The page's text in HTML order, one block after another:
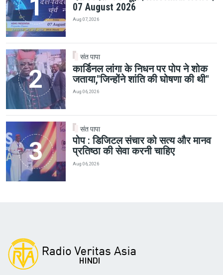
07 August 2026
Aug 07, 2026
संत पापा
कार्डिनल लांगा के निधन पर पोप ने शोक
जताया,"जिन्होंने शांति की घोषणा की थी"
Aug 06, 2026
संत पापा
पोप : डिजिटल संचार को सत्य और मानव
प्रतिष्ठा की सेवा करनी चाहिए
Aug 06, 2026